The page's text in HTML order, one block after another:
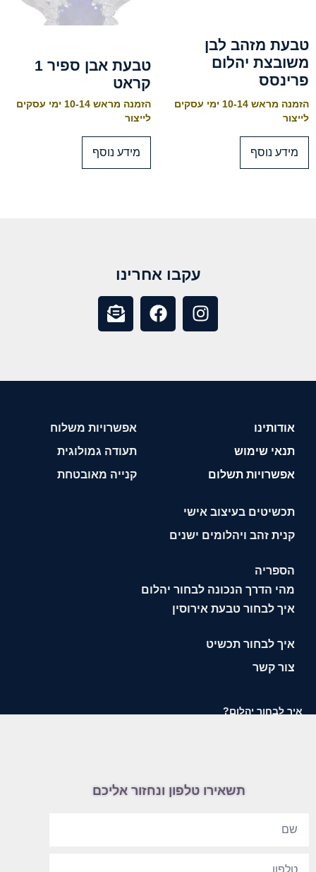
טבעת מזהב לבן
משובצת יהלום
פרינסס
הזמנה מראש 10-14 ימי עסקים
לייצור
מידע נוסף
טבעת אבן ספיר 1
קראט
הזמנה מראש 10-14 ימי עסקים
לייצור
מידע נוסף
עקבו אחרינו
אודותינו
תנאי שימוש
אפשרויות תשלום
אפשרויות משלוח
תעודה גמולוגית
קנייה מאובטחת
תכשיטים בעיצוב אישי
קנית זהב ויהלומים ישנים
הספריה
מהי הדרך הנכונה לבחור יהלום
איך לבחור טבעת אירוסין
איך לבחור תכשיט
צור קשר
איך לבחור יהלום?
תשאירו טלפון ונחזור אליכם